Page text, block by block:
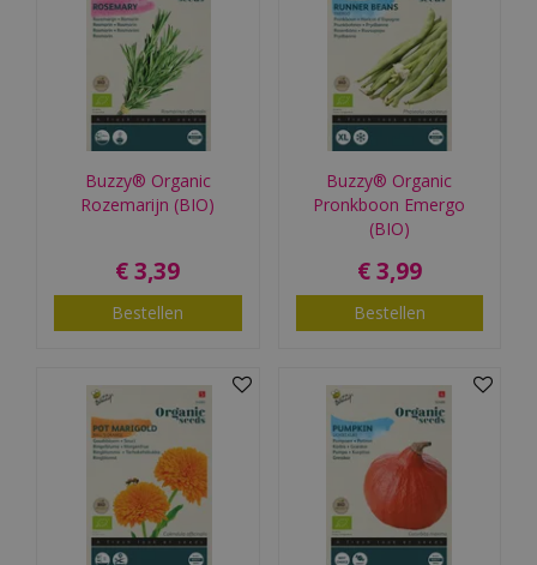
Buzzy® Organic
Rozemarijn (BIO)
€ 3,39
Bestellen
Buzzy® Organic
Pronkboon Emergo
(BIO)
€ 3,99
Bestellen